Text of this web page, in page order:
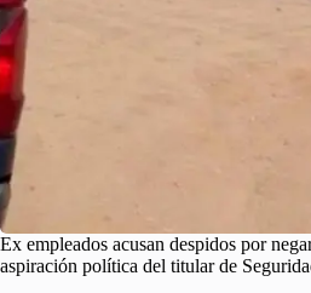
Ex empleados acusan despidos por
aspiración política del titular de